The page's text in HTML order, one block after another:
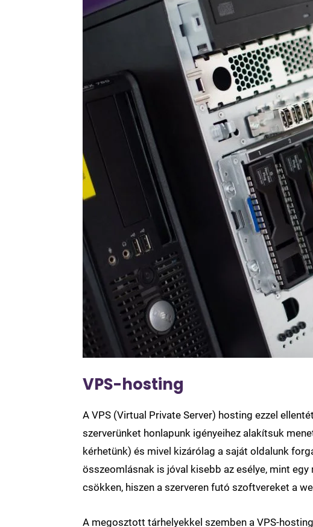
VPS-hosting
A VPS (Virtual Private Server) hosting ezzel
szerverünket honlapunk igényeihez alakítsuk
kérhetünk) és mivel kizárólag a saját oldalunk
összeomlásnak is jóval kisebb az esélye, mint
csökken, hiszen a szerveren futó szoftvereket a
A megosztott tárhelyekkel szemben a VPS-